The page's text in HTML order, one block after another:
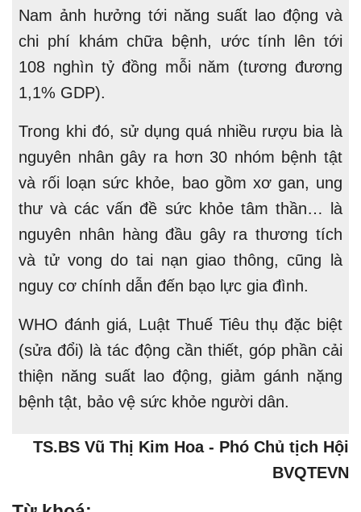
Nam ảnh hưởng tới năng suất lao động và
chi phí khám chữa bệnh, ước tính lên tới
108 nghìn tỷ đồng mỗi năm (tương đương
1,1% GDP).
Trong khi đó, sử dụng quá nhiều rượu bia là
nguyên nhân gây ra hơn 30 nhóm bệnh tật
và rối loạn sức khỏe, bao gồm xơ gan, ung
thư và các vấn đề sức khỏe tâm thần… là
nguyên nhân hàng đầu gây ra thương tích
và tử vong do tai nạn giao thông, cũng là
nguy cơ chính dẫn đến bạo lực gia đình.
WHO đánh giá, Luật Thuế Tiêu thụ đặc biệt
(sửa đổi) là tác động cần thiết, góp phần cải
thiện năng suất lao động, giảm gánh nặng
bệnh tật, bảo vệ sức khỏe người dân.
TS.BS Vũ Thị Kim Hoa - Phó Chủ tịch Hội
BVQTEVN